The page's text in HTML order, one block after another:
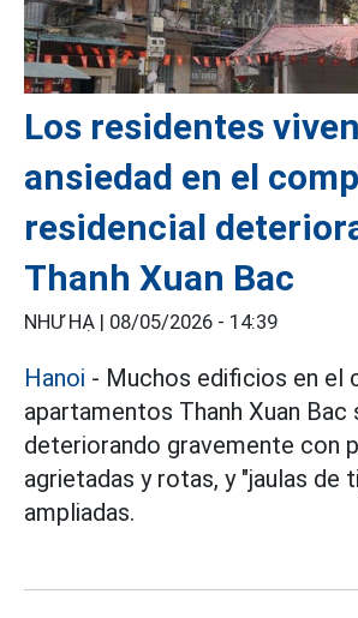
Los residentes
ansiedad en el
residencial
Thanh Xuan Bac
NHƯ HẠ | 08/05/2026 - 14:39
Hanoi - Muchos edificios en el
apartamentos Thanh Xuan Bac
deteriorando gravemente con
agrietadas y rotas, y "jaulas de
ampliadas.